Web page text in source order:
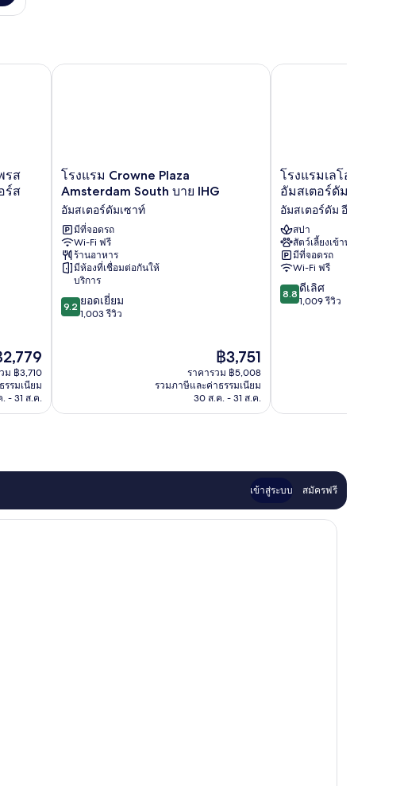
รส
ร์ส
คา
จุบัน
ม ฿3,710
รมเนียม
- 31 ส.ค.
อัมสเตอร์ดัม - อารีนา ทาวเวอร์ส บาย IHG
โรงแรม
Crowne
Plaza
Amsterdam
South
บาย
IHG
อัมสเตอร์ดัม
เซา
ท์
โรงแรม Crowne Plaza
Amsterdam South บาย IHG
อัมสเตอร์ดัมเซาท์
มีที่จอดรถ
Wi-Fi ฟรี
ร้านอาหาร
มีห้องที่เชื่อมต่อกันให้
บริการ
9.2
จาก
9.2 ยอดเยี่ยม
1,003 รีวิว
ราคา
ปัจจุบัน
คือ
฿3,751
฿3,751
ราคารวม ฿5,008
รวมภาษีและค่าธรรมเนียม
30 ส.ค. - 31 ส.ค.
โรงแรม Crowne Plaza Amsterdam South บาย IHG
โรงแรม
เลโอ
นาร์
โด
รอยัล
อัมสเตอร์ดัม
อัมสเตอร์ดัม
อีส
ต์
โรงแรมเลโอนาร์โด ร
อัมสเตอร์ดัม
อัมสเตอร์ดัม อีสต์
สปา
สัตว์เลี้ยงเข้าพักได้
มีที่จอดรถ
Wi-Fi ฟรี
8.8
จาก
8.8 ดีเลิศ
1,009 รีวิว
โรงแรมเลโอนาร์โด รอ
เข้าสู่ระบบ สมัครฟรี